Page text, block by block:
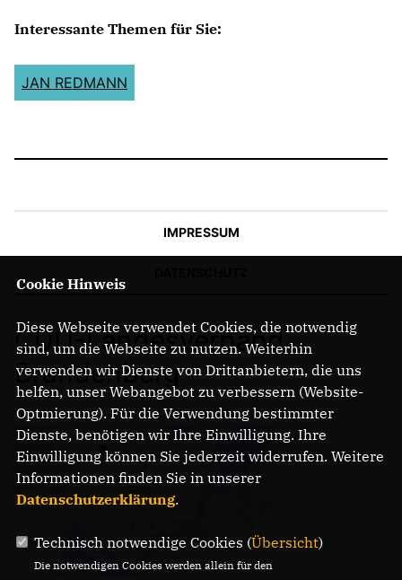
Interessante Themen für Sie:
JAN REDMANN
IMPRESSUM
CDU-Landesverband
Brandenburg
Cookie Hinweis
Diese Webseite verwendet Cookies, die notwendig
sind, um die Webseite zu nutzen. Weiterhin
verwenden wir Dienste von Drittanbietern, die uns
helfen, unser Webangebot zu verbessern (Website-
Optmierung). Für die Verwendung bestimmter
Dienste, benötigen wir Ihre Einwilligung. Ihre
Einwilligung können Sie jederzeit widerrufen. Weitere
Informationen finden Sie in unserer
Datenschutzerklärung.
Technisch notwendige Cookies (Übersicht)
Die notwendigen Cookies werden allein für den